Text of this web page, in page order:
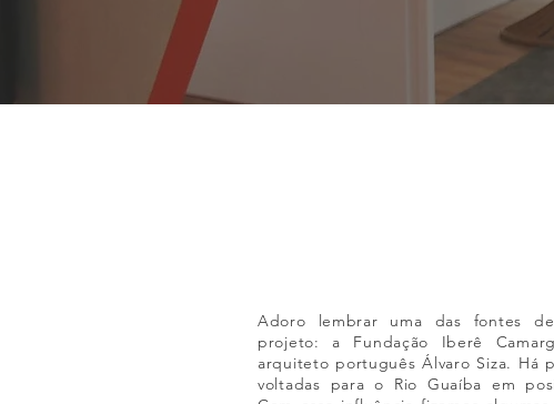
Adoro lembrar uma das fontes
projeto: a Fundação Iberê
arquiteto português Álvaro Siza. Há
voltadas para o Rio Guaíba em